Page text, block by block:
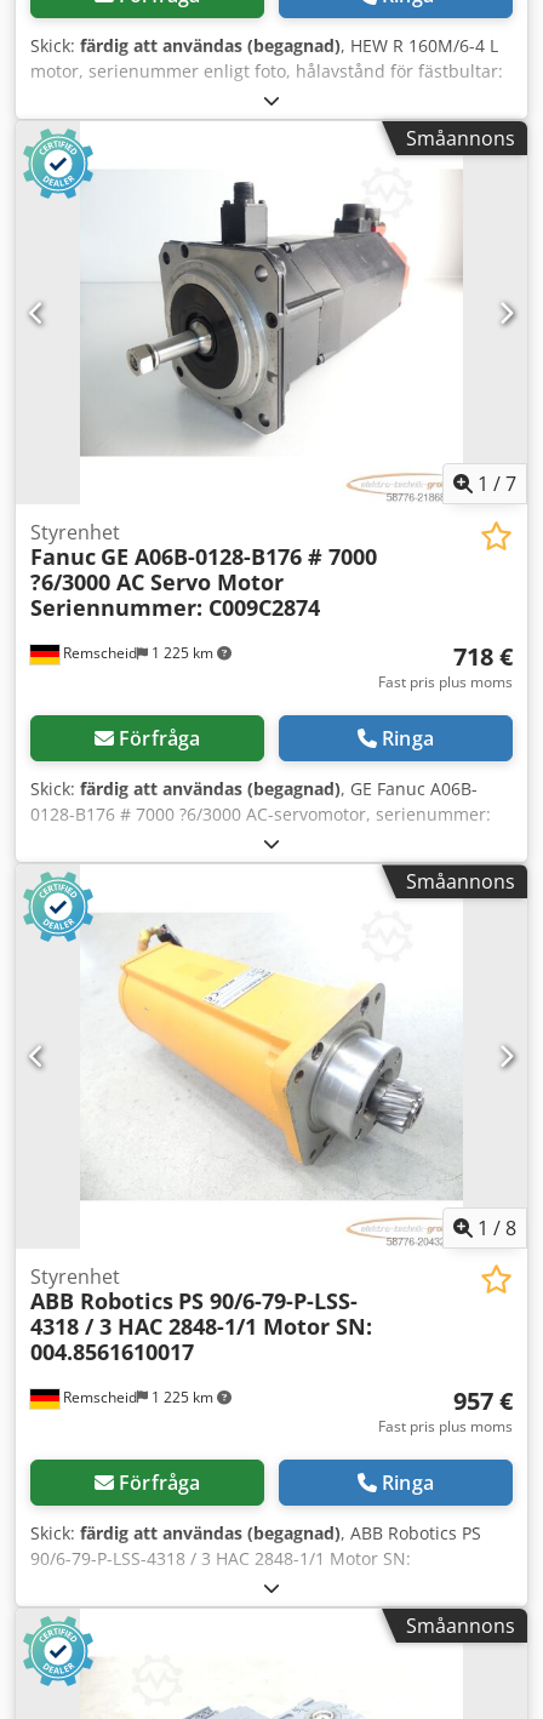
Skick: färdig att användas (begagnad), HEW R 160M/6-4 L
motor, serienummer enligt foto, hålavstånd för fästbultar:
255 x 210 mm, drivaxeldiameter: 42 mm, begagnad,
normala bruksspår, 100% fullt fungerande, levereras enligt
bilder. OBS: Kostnader för emballering och frakt vänligen
förfråga separat! Csdei D Ictjpfx Ah Soha
Småannons
1 /7
Remscheid 1 225 km
Styrenhet
Fanuc GE A06B-0128-B176 # 7000
?6/3000 AC Servo Motor
Seriennummer: C009C2874
718 €
Fast pris plus moms
Förfråga Ringa
Skick: färdig att användas (begagnad), GE Fanuc A06B-
0128-B176 # 7000 ?6/3000 AC-servomotor, serienummer:
C009C2874, begagnad, i gott skick, 100 % funktionsduglig,
leveransomfattning enligt bilder. Chedpfxsy Npc Te Ah Ssa
Småannons
1 /8
Remscheid 1 225 km
Styrenhet
ABB Robotics PS 90/6-79-P-LSS-
4318 / 3 HAC 2848-1/1 Motor SN:
004.8561610017
957 €
Fast pris plus moms
Förfråga Ringa
Skick: färdig att användas (begagnad), ABB Robotics PS
90/6-79-P-LSS-4318 / 3 HAC 2848-1/1 Motor SN:
004.8561610017, begagnad, i gott skick, 100 % fungerande,
leveransomfång enligt bilder. Cjdpfoxtv Twjx Ah Soha
Småannons